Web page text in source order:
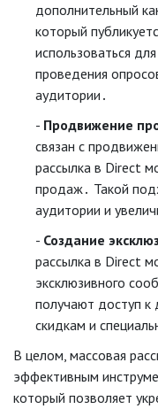
дополнительный
который
использоваться
проведения
аудитории․
Продвижение
связан с
рассылка в Direct
продаж․ Такой
аудитории и
Создание
рассылка в Direct
эксклюзивного
получают доступ к
скидкам и
В целом, массовая
эффективным
который позволяет